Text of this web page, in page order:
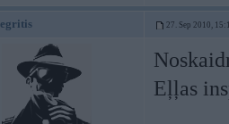
egritis 27. Sep 2010,
Eļļas